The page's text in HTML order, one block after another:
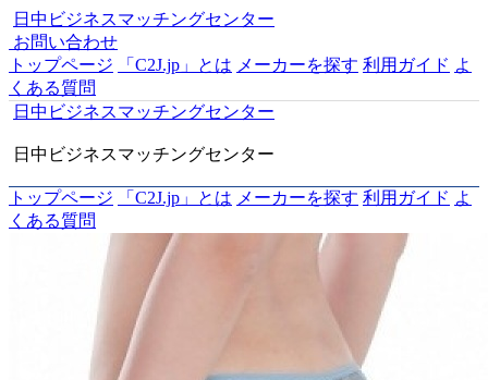
日中ビジネスマッチングセンター
お問い合わせ
トップページ
「C2J.jp」とは メーカーを探す 利用ガイド よ
くある質問
日中ビジネスマッチングセンター
日中ビジネスマッチングセンター
トップページ 「C2J.jp」とは メーカーを探す 利用ガイド よ
くある質問